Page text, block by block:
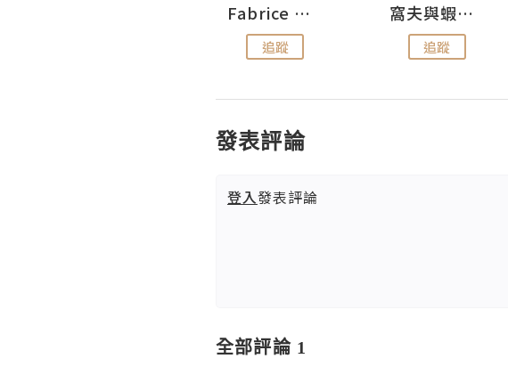
Fabrice 嚐味
追蹤
窩夫與蝦子餅
追蹤
發表評論
登入發表評論
全部評論 1